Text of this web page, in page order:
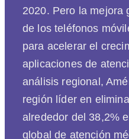
2020. Pero la mejora
de los teléfonos
para acelerar el
aplicaciones de
análisis regional,
región líder en
alrededor del 38,2%
global de atención